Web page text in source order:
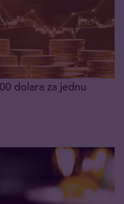
dolara za jednu